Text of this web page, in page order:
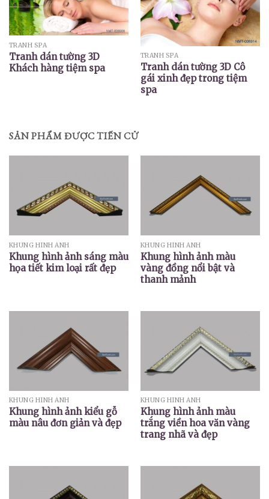
TRANH SPA
Tranh dán tường 3D
Khách hàng tiệm spa
TRANH SPA
Tranh dán tường 3D Cô
gái xinh đẹp trong tiệm
spa
SẢN PHẨM ĐƯỢC TIẾN CỬ
KHUNG HÌNH ẢNH
Khung hình ảnh sáng màu
họa tiết kim loại rất đẹp
KHUNG HÌNH ẢNH
Khung hình ảnh màu
vàng đồng nổi bật và
thanh mảnh
KHUNG HÌNH ẢNH
Khung hình ảnh kiểu gỗ
màu nâu đơn giản và đẹp
KHUNG HÌNH ẢNH
Khung hình ảnh màu
trắng viền hoa văn vàng
trang nhã và đẹp